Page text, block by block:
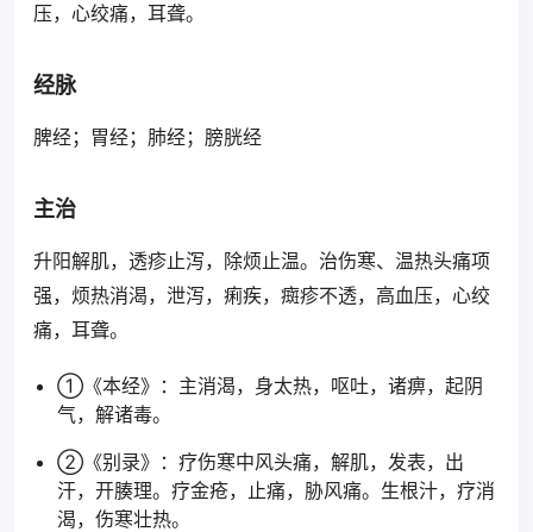
压，心绞痛，耳聋。
经脉
脾经；胃经；肺经；膀胱经
主治
升阳解肌，透疹止泻，除烦止温。治伤寒、温热头痛项
强，烦热消渴，泄泻，痢疾，癍疹不透，高血压，心绞
痛，耳聋。
①《本经》：主消渴，身太热，呕吐，诸痹，起阴
气，解诸毒。
②《别录》：疗伤寒中风头痛，解肌，发表，出
汗，开腠理。疗金疮，止痛，胁风痛。生根汁，疗消
渴，伤寒壮热。